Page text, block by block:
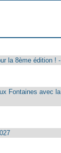
la 8ème édition ! -
Fontaines avec la